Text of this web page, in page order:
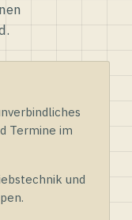
Termine im
und